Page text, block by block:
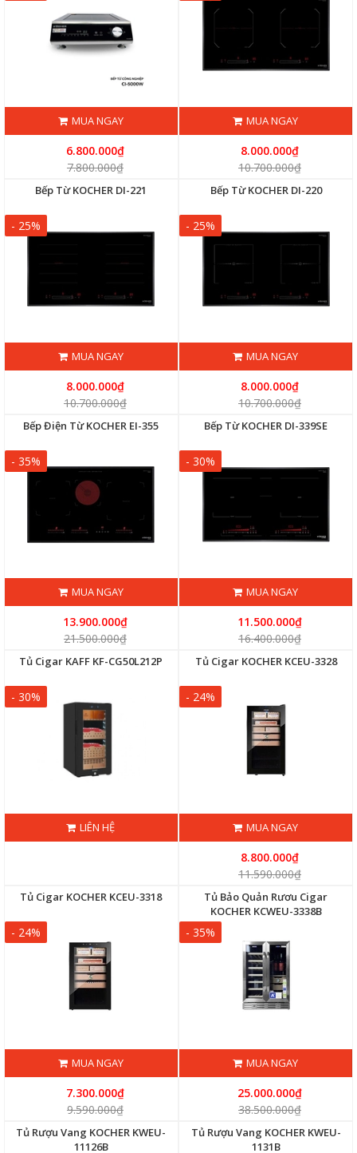
MUA NGAY
6.800.000₫
7.800.000₫
MUA NGAY
8.000.000₫
10.700.000₫
Bếp Từ KOCHER DI-221
- 25%
MUA NGAY
8.000.000₫
10.700.000₫
Bếp Từ KOCHER DI-220
- 25%
MUA NGAY
8.000.000₫
10.700.000₫
Bếp Điện Từ KOCHER EI-355
- 35%
MUA NGAY
13.900.000₫
21.500.000₫
Bếp Từ KOCHER DI-339SE
- 30%
MUA NGAY
11.500.000₫
16.400.000₫
Tủ Cigar KAFF KF-CG50L212P
- 30%
LIÊN HỆ
Tủ Cigar KOCHER KCEU-3328
- 24%
MUA NGAY
8.800.000₫
11.590.000₫
Tủ Cigar KOCHER KCEU-3318
- 24%
MUA NGAY
7.300.000₫
9.590.000₫
Tủ Bảo Quản Rươu Cigar
KOCHER KCWEU-3338B
- 35%
MUA NGAY
25.000.000₫
38.500.000₫
Tủ Rượu Vang KOCHER KWEU-
11126B
Tủ Rượu Vang KOCHER KWEU-
1131B